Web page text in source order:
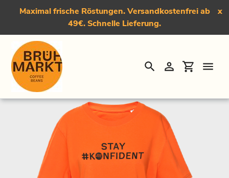
Direkt
Maximal frische Röstungen. Versandkostenfrei ab
49€. Schnelle Lieferung.
x
SuchenEinloggen
Startseite › T-Shirt "#Konfident"